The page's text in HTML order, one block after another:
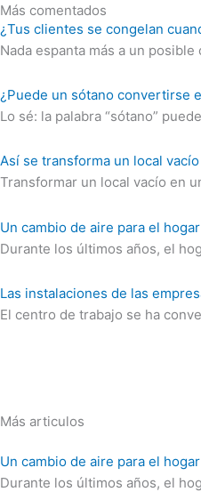
Más comentados
¿Tus clientes se congelan
Nada espanta más a un
¿Puede un sótano convertirse
Lo sé: la palabra “sótano”
Así se transforma un local
Transformar un local vacío en
Un cambio de aire para el hogar
Durante los últimos años, el
Las instalaciones de las
El centro de trabajo se ha
Más articulos
Un cambio de aire para el hogar
Durante los últimos años, el